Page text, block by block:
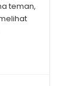
teman,